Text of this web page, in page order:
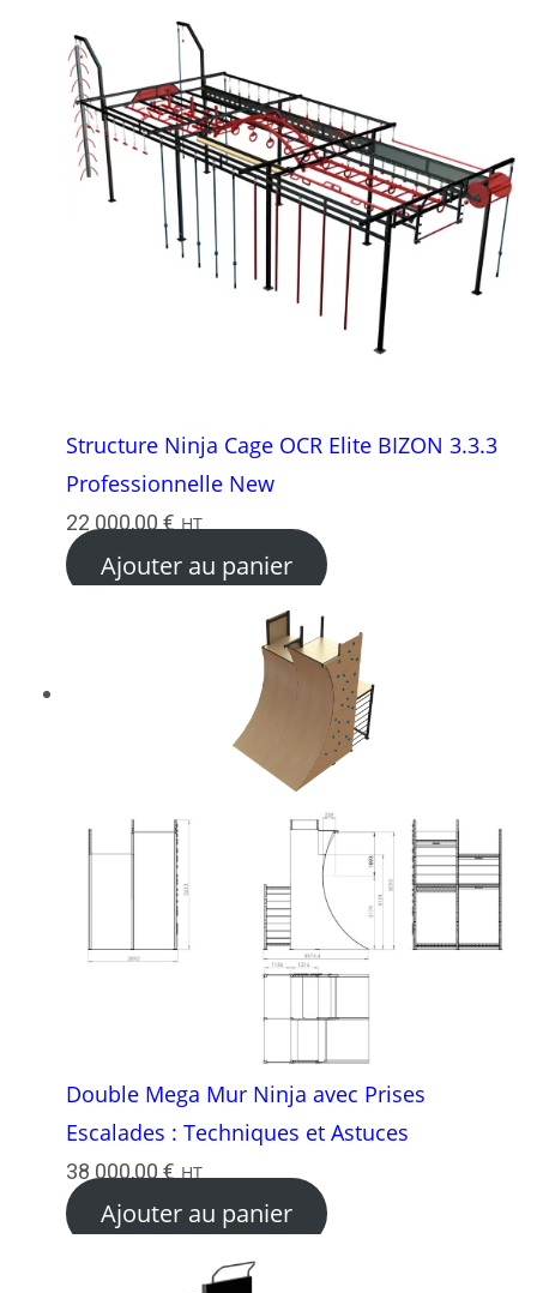
Structure Ninja Cage OCR Elite BIZON 3.3.3
Professionnelle New
22 000,00€ HT
Ajouter au panier
Double Mega Mur Ninja avec Prises
Escalades : Techniques et Astuces
38 000,00 € HT
Ajouter au panier